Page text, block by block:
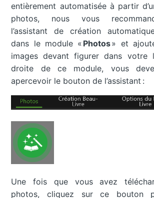
entièrement automatisée à partir
photos, nous vous
l’assistant de création
dans le module « Photos» et
images devant figurer dans votre
droite de ce module, vous
apercevoir le bouton de l’assistant :
Une fois que vous avez
photos, cliquez sur ce bouton